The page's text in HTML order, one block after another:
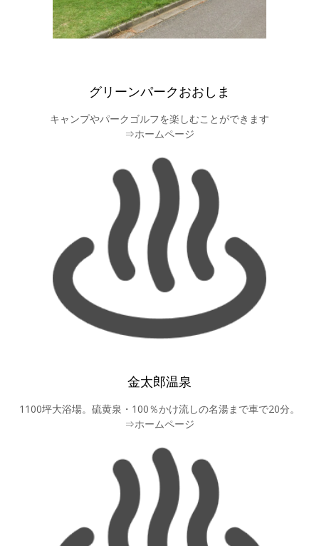
グリーンパークおおしま
キャンプやパークゴルフを楽しむことができます
⇒ホームページ
金太郎温泉
1100坪大浴場。硫黄泉・100％かけ流しの名湯まで車で20分。
⇒ホームページ